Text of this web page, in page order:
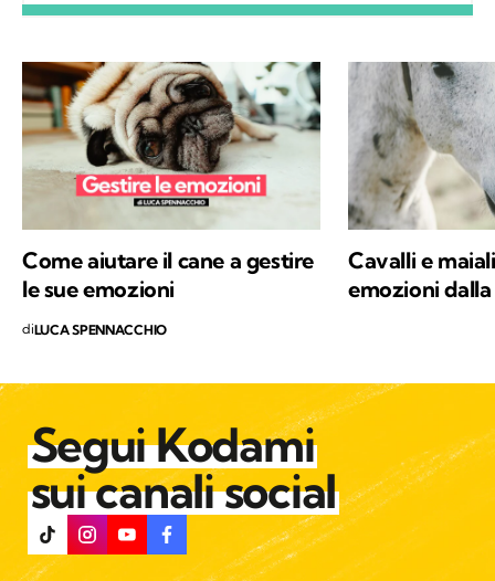
poi ho studiato etologia, sono diventata
educatrice cinofila e ho trovato il mio posto in
Trentino, sulle Dolomiti di Brenta. Ora scrivo
di animali selvatici e domestici che vivono più
o meno vicini agli esseri umani, con la
speranza di sensibilizzare alla tutela di ogni
Come aiutare il cane a gestire
le sue emozioni
diLUCA SPENNACCHIO
Cavalli e
emozioni
Segui Kodami
sui canali social